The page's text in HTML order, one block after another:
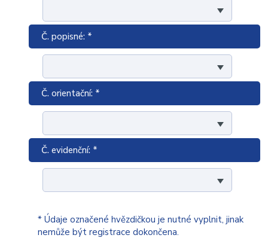
Č. popisné: *
Č. orientační: *
Č. evidenční: *
* Údaje označené hvězdičkou je nutné vyplnit, jinak
nemůže být registrace dokončena.